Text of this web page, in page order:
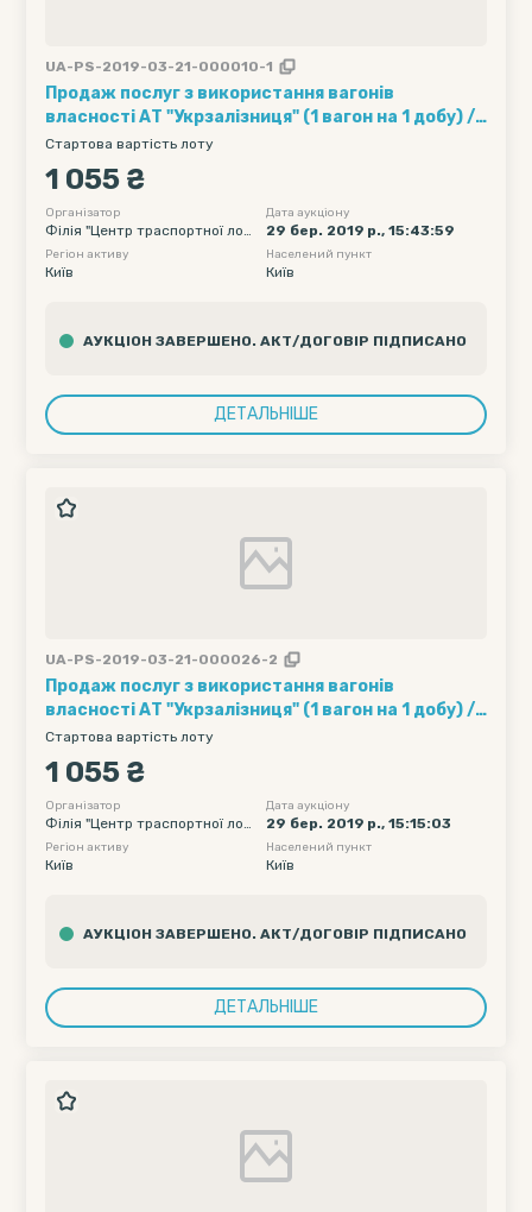
UA-PS-2019-03-21-000010-1
Продаж послуг з використання вагонів
власності АТ "Укрзалізниця" (1 вагон на 1 добу) ///
Кількість вагонів - 10, Рухомий склад - Хопер-
зерновози, Обмеження полігону навантаження -
без обмеження, Дата подачі вагону початкова -
2019-04-14 00:00, Дата подачі вагону кінцева -
2019-04-18 23:55
Стартова вартість лоту
1 055 ₴
Організатор
Філія "Центр траспортної логі
стики" ПАТ "Укрзалізниця"
Дата аукціону
29 бер. 2019 р., 15:43:59
Регіон активу
Київ
Населений пункт
Київ
АУКЦІОН ЗАВЕРШЕНО. АКТ/ДОГОВІР ПІДПИСАНО
ДЕТАЛЬНІШЕ
UA-PS-2019-03-21-000026-2
Продаж послуг з використання вагонів
власності АТ "Укрзалізниця" (1 вагон на 1 добу) ///
Кількість вагонів - 10, Рухомий склад - Хопер-
зерновози, Обмеження полігону навантаження -
без обмеження, Дата подачі вагону початкова -
2019-04-14 00:00, Дата подачі вагону кінцева -
2019-04-18 23:55
Стартова вартість лоту
1 055 ₴
Організатор
Філія "Центр траспортної логі
стики" ПАТ "Укрзалізниця"
Дата аукціону
29 бер. 2019 р., 15:15:03
Регіон активу
Київ
Населений пункт
Київ
АУКЦІОН ЗАВЕРШЕНО. АКТ/ДОГОВІР ПІДПИСАНО
ДЕТАЛЬНІШЕ